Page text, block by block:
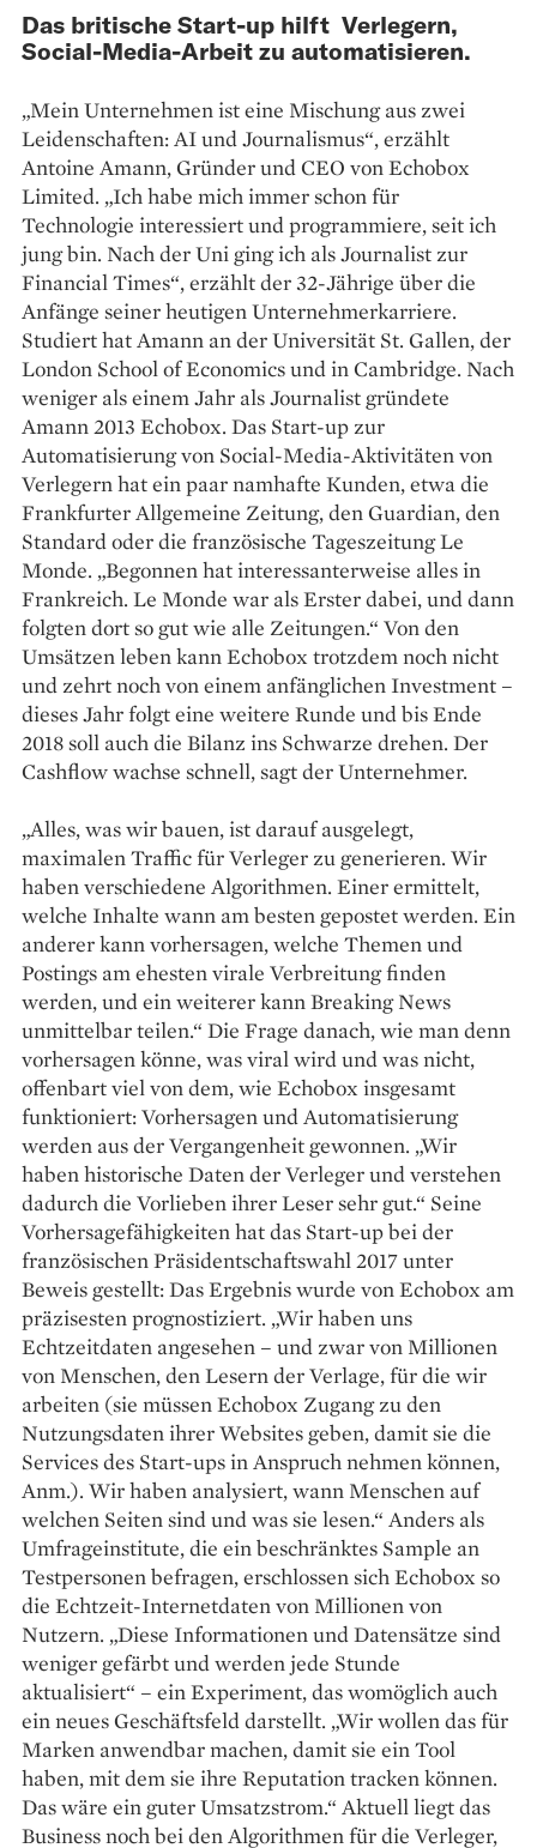
Das britische Start-up hilft Verlegern,
Social-Media-Arbeit zu automatisieren.
„Mein Unternehmen ist eine Mischung aus zwei
Leidenschaften: AI und Journalismus“, erzählt
Antoine Amann, Gründer und CEO von Echobox
Limited. „Ich habe mich immer schon für
Technologie interessiert und programmiere, seit ich
jung bin. Nach der Uni ging ich als Journalist zur
Financial Times“, erzählt der 32-Jährige über die
Anfänge seiner heutigen Unternehmerkarriere.
Studiert hat Amann an der Universität St. Gallen, der
London School of Economics und in Cambridge. Nach
weniger als einem Jahr als Journalist gründete
Amann 2013 Echobox. Das Start-up zur
Automatisierung von Social-Media-Aktivitäten von
Verlegern hat ein paar namhafte Kunden, etwa die
Frankfurter Allgemeine Zeitung, den Guardian, den
Standard oder die französische Tageszeitung Le
Monde. „Begonnen hat interessanterweise alles in
Frankreich. Le Monde war als Erster dabei, und dann
folgten dort so gut wie alle Zeitungen.“ Von den
Umsätzen leben kann Echobox trotzdem noch nicht
und zehrt noch von einem anfänglichen Investment –
dieses Jahr folgt eine weitere Runde und bis Ende
2018 soll auch die Bilanz ins Schwarze drehen. Der
Cashflow wachse schnell, sagt der Unternehmer.
„Alles, was wir bauen, ist darauf ausgelegt,
maximalen Traffic für Verleger zu generieren. Wir
haben verschiedene Algorithmen. Einer ermittelt,
welche Inhalte wann am besten gepostet werden. Ein
anderer kann vorhersagen, welche Themen und
Postings am ehesten virale Verbreitung finden
werden, und ein weiterer kann Breaking News
unmittelbar teilen.“ Die Frage danach, wie man denn
vorhersagen könne, was viral wird und was nicht,
offenbart viel von dem, wie Echobox insgesamt
funktioniert: Vorhersagen und Automatisierung
werden aus der Vergangenheit gewonnen. „Wir
haben historische Daten der Verleger und verstehen
dadurch die Vorlieben ihrer Leser sehr gut.“ Seine
Vorhersage­fähigkeiten hat das Start-up bei der
französischen Präsidentschaftswahl 2017 unter
Beweis gestellt: Das Ergebnis wurde von Echobox am
präzisesten prognostiziert. „Wir haben uns
Echtzeitdaten angesehen – und zwar von Millionen
von Menschen, den Lesern der Verlage, für die wir
arbeiten (sie müssen Echobox Zugang zu den
Nutzungsdaten ihrer Websites geben, damit sie die
Services des Start-ups in Anspruch nehmen können,
Anm.). Wir haben analysiert, wann Menschen auf
welchen Seiten sind und was sie lesen.“ Anders als
Umfrageinstitute, die ein beschränktes Sample an
Testpersonen befragen, erschlossen sich Echobox so
die Echtzeit-Internetdaten von Millionen von
Nutzern. „Diese Informationen und Datensätze sind
weniger gefärbt und werden jede Stunde
aktualisiert“ – ein Experiment, das womöglich auch
ein neues Geschäftsfeld darstellt. „Wir wollen das für
Marken anwendbar machen, damit sie ein Tool
haben, mit dem sie ihre Reputation tracken können.
Das wäre ein guter Umsatzstrom.“ Aktuell liegt das
Business noch bei den Algorithmen für die Verleger,